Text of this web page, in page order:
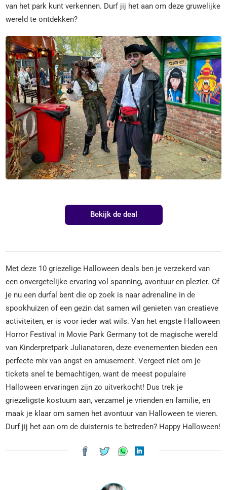
van het park kunt verkennen. Durf jij het aan om deze gruwelijke
wereld te ontdekken?
Bekijk de deal
Met deze 10 griezelige Halloween deals ben je verzekerd van
een onvergetelijke ervaring vol spanning, avontuur en plezier. Of
je nu een durfal bent die op zoek is naar adrenaline in de
spookhuizen of een gezin dat samen wil genieten van creatieve
activiteiten, er is voor ieder wat wils. Van het engste Halloween
Horror Festival in Movie Park Germany tot de magische wereld
van Kinderpretpark Julianatoren, deze evenementen bieden een
perfecte mix van angst en amusement. Vergeet niet om je
tickets snel te bemachtigen, want de meest populaire
Halloween ervaringen zijn zo uitverkocht! Dus trek je
griezeligste kostuum aan, verzamel je vrienden en familie, en
maak je klaar om samen het avontuur van Halloween te vieren.
Durf jij het aan om de duisternis te betreden? Happy Halloween!